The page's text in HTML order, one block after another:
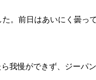
。前日はあいにく曇っ
我慢ができず、ジーパ